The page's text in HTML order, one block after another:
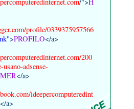
profile/0339375957566
>PROFILO</a>
200
adsense-
</a>
ideepercomputeredint
</a>